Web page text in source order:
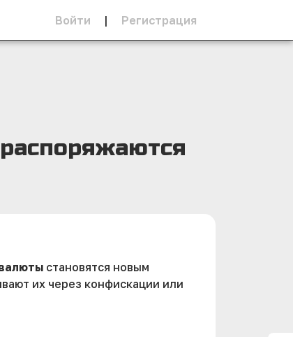
Войти | Регистрация
становятся новым
их через конфискации или